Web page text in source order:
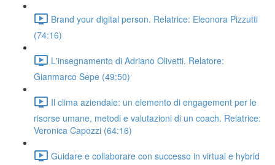
Brand your digital person. Relatrice: Eleonora Pizzutti
(74:16)
L'insegnamento di Adriano Olivetti. Relatore:
Gianmarco Sepe (49:50)
Il clima aziendale: un elemento di engagement per le
risorse umane, metodi e valutazioni di un coach. Relatrice:
Veronica Capozzi (64:16)
Guidare e collaborare con successo in virtual e hybrid